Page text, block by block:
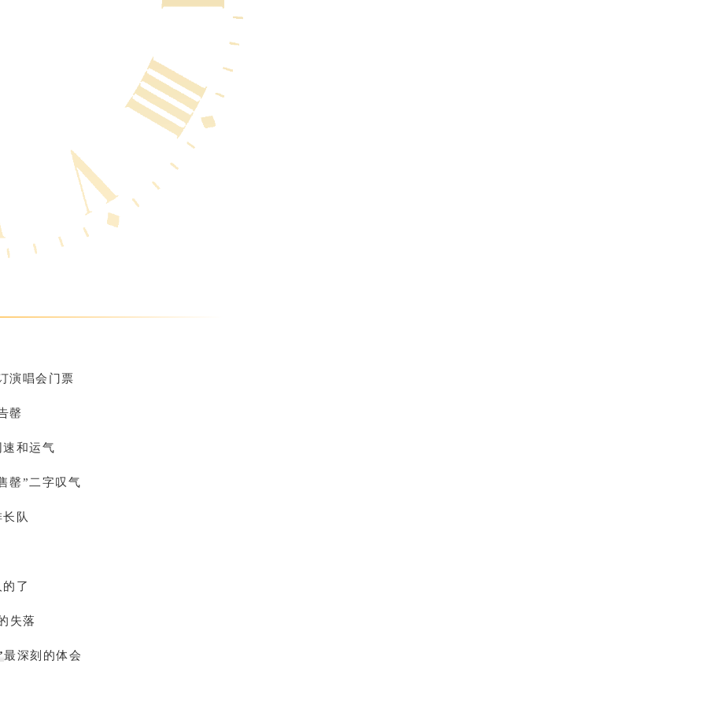
演唱会门票
罄
和运气
罄”二字叹气
队
了
失落
最深刻的体会